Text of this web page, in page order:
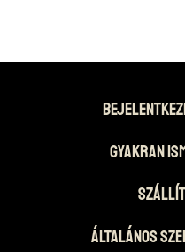
Gyakran
Általános